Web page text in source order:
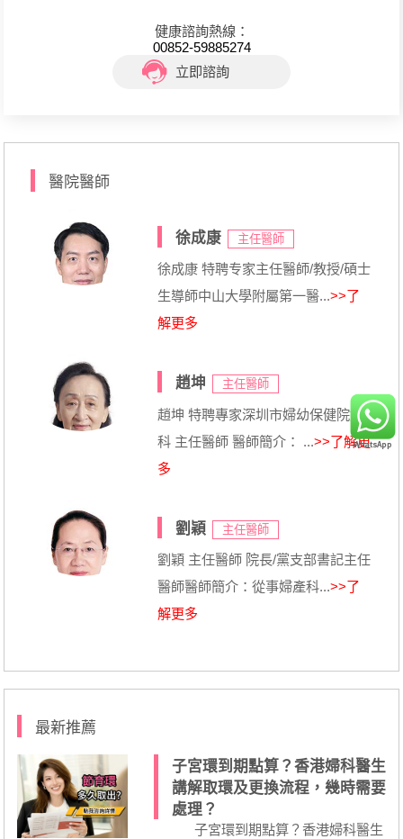
健康諮詢熱線：
00852-59885274
立即諮詢
醫院醫師
徐成康 主任醫師
徐成康 特聘专家主任醫師/教授/碩士
生導師中山大學附屬第一醫...>>了
解更多
趙坤 主任醫師
趙坤 特聘專家深圳市婦幼保健院婦
科 主任醫師 醫師簡介： ...>>了解更
多
劉穎 主任醫師
劉穎 主任醫師 院長/黨支部書記主任
醫師醫師簡介：從事婦產科...>>了
解更多
最新推薦
子宮環到期點算？香港婦科醫生
講解取環及更換流程，幾時需要
處理？
子宮環到期點算？香港婦科醫生